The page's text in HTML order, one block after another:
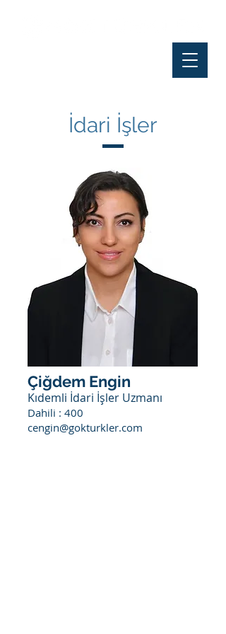
İdari İşler
Çiğdem Engin
Kıdemli İdari İşler Uzmanı
Dahili : 400
cengin@gokturkler.com